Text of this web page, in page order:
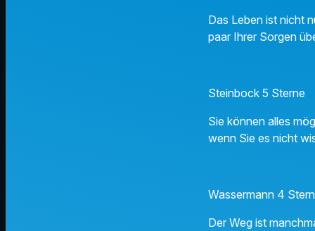
Das Leben ist nicht
paar Ihrer Sorgen
Steinbock 5 Sterne
Sie können alles
wenn Sie es nicht
Wassermann 4
Der Weg ist